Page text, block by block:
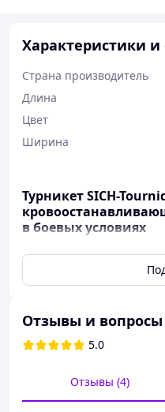
Характеристики
Страна производитель
Длина
Цвет
Ширина
Турникет SICH-
в боевых условиях
это ваш лучший
кровотечений в
разработке, турникет
сложных погодных
заснеженным, при
экстремальные
незаменимым
Отзывы и вопросы
5.0
Отзывы (4)